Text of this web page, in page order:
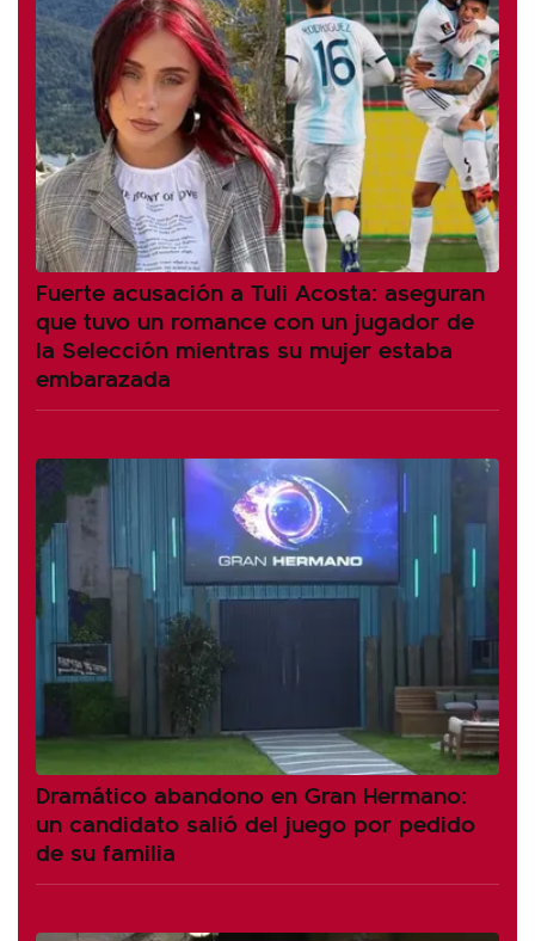
Fuerte acusación a Tuli Acosta: aseguran
que tuvo un romance con un jugador de
la Selección mientras su mujer estaba
embarazada
Dramático abandono en Gran Hermano:
un candidato salió del juego por pedido
de su familia